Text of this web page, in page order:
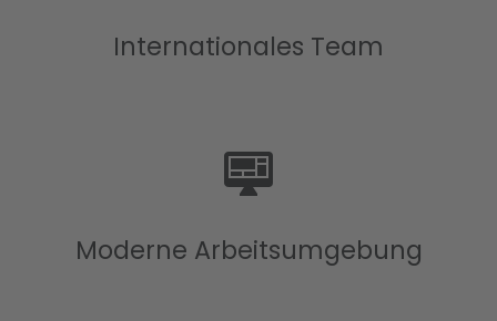
Internationales Team
Moderne Arbeitsumgebung